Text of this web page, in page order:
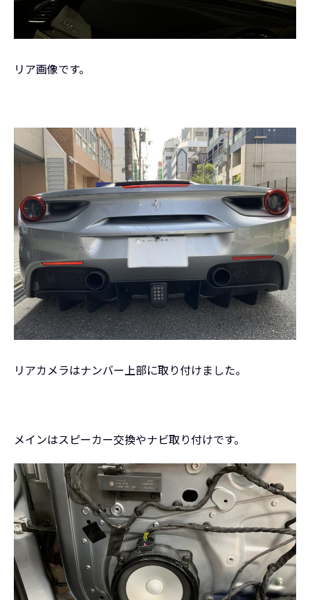
リア画像です。
リアカメラはナンバー上部に取り付けました。
メインはスピーカー交換やナビ取り付けです。